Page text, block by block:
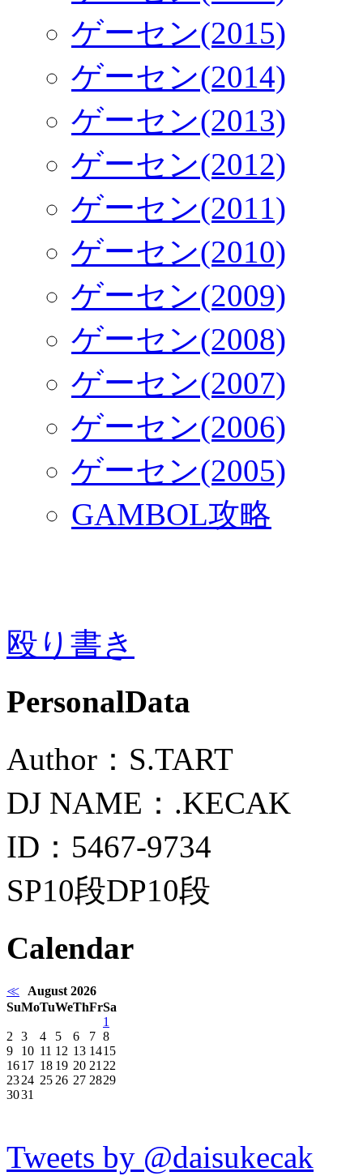
ゲーセン(2015)
ゲーセン(2014)
ゲーセン(2013)
ゲーセン(2012)
ゲーセン(2011)
ゲーセン(2010)
ゲーセン(2009)
ゲーセン(2008)
ゲーセン(2007)
ゲーセン(2006)
ゲーセン(2005)
GAMBOL攻略
殴り書き
PersonalData
Author：S.TART
DJ NAME：.KECAK
ID：5467-9734
SP10段DP10段
Calendar
≪
August 2026
SuMoTuWeThFrSa
1
2
3 4 5 6 7 8
9
10 11 12 13 1415
1617 18 19 20 21 22
2324 25 26 27 2829
3031
Tweets by @daisukecak